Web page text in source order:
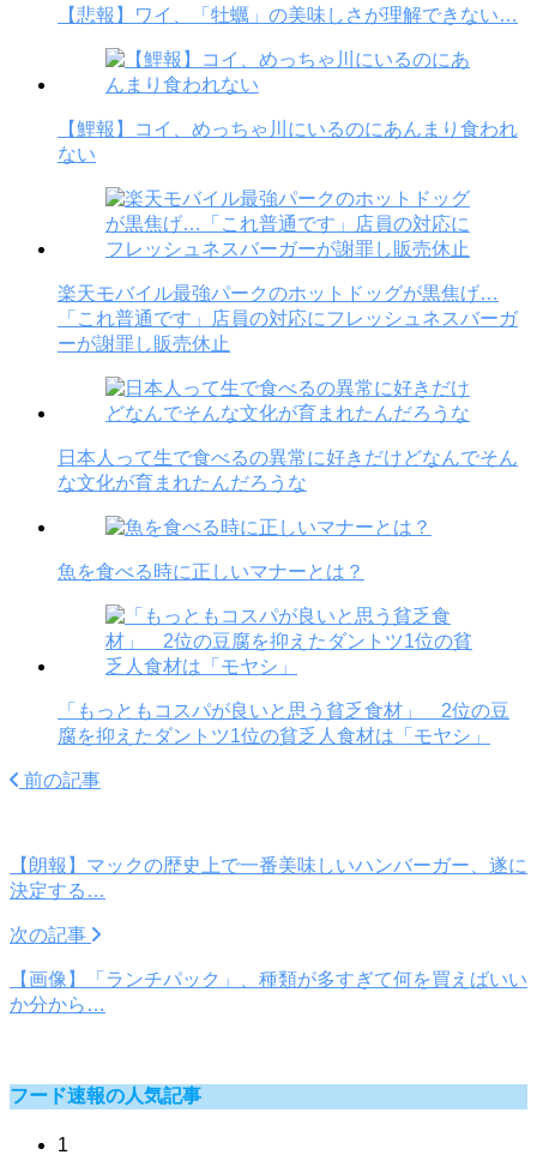
【悲報】ワイ、「牡蠣」の美味しさが理解できない…
【鯉報】コイ、めっちゃ川にいるのにあんまり食われ
ない
楽天モバイル最強パークのホットドッグが黒焦げ…
「これ普通です」店員の対応にフレッシュネスバーガ
ーが謝罪し販売休止
日本人って生で食べるの異常に好きだけどなんでそん
な文化が育まれたんだろうな
魚を食べる時に正しいマナーとは？
「もっともコスパが良いと思う貧乏食材」 2位の豆
腐を抑えたダントツ1位の貧乏人食材は「モヤシ」
前の記事
【朗報】マックの歴史上で一番美味しいハンバーガー、遂に
決定する…
次の記事
【画像】「ランチパック」、種類が多すぎて何を買えばいい
か分から…
フード速報の人気記事
1